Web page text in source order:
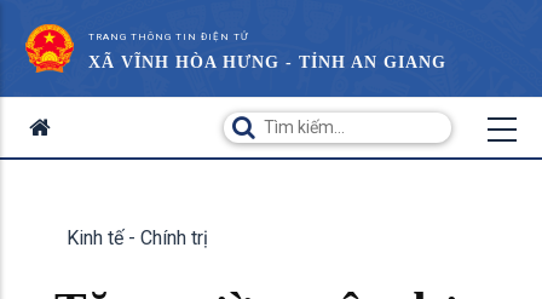
TRANG THÔNG TIN ĐIỆN TỬ
XÃ VĨNH HÒA HƯNG - TỈNH AN GIANG
Kinh tế - Chính trị